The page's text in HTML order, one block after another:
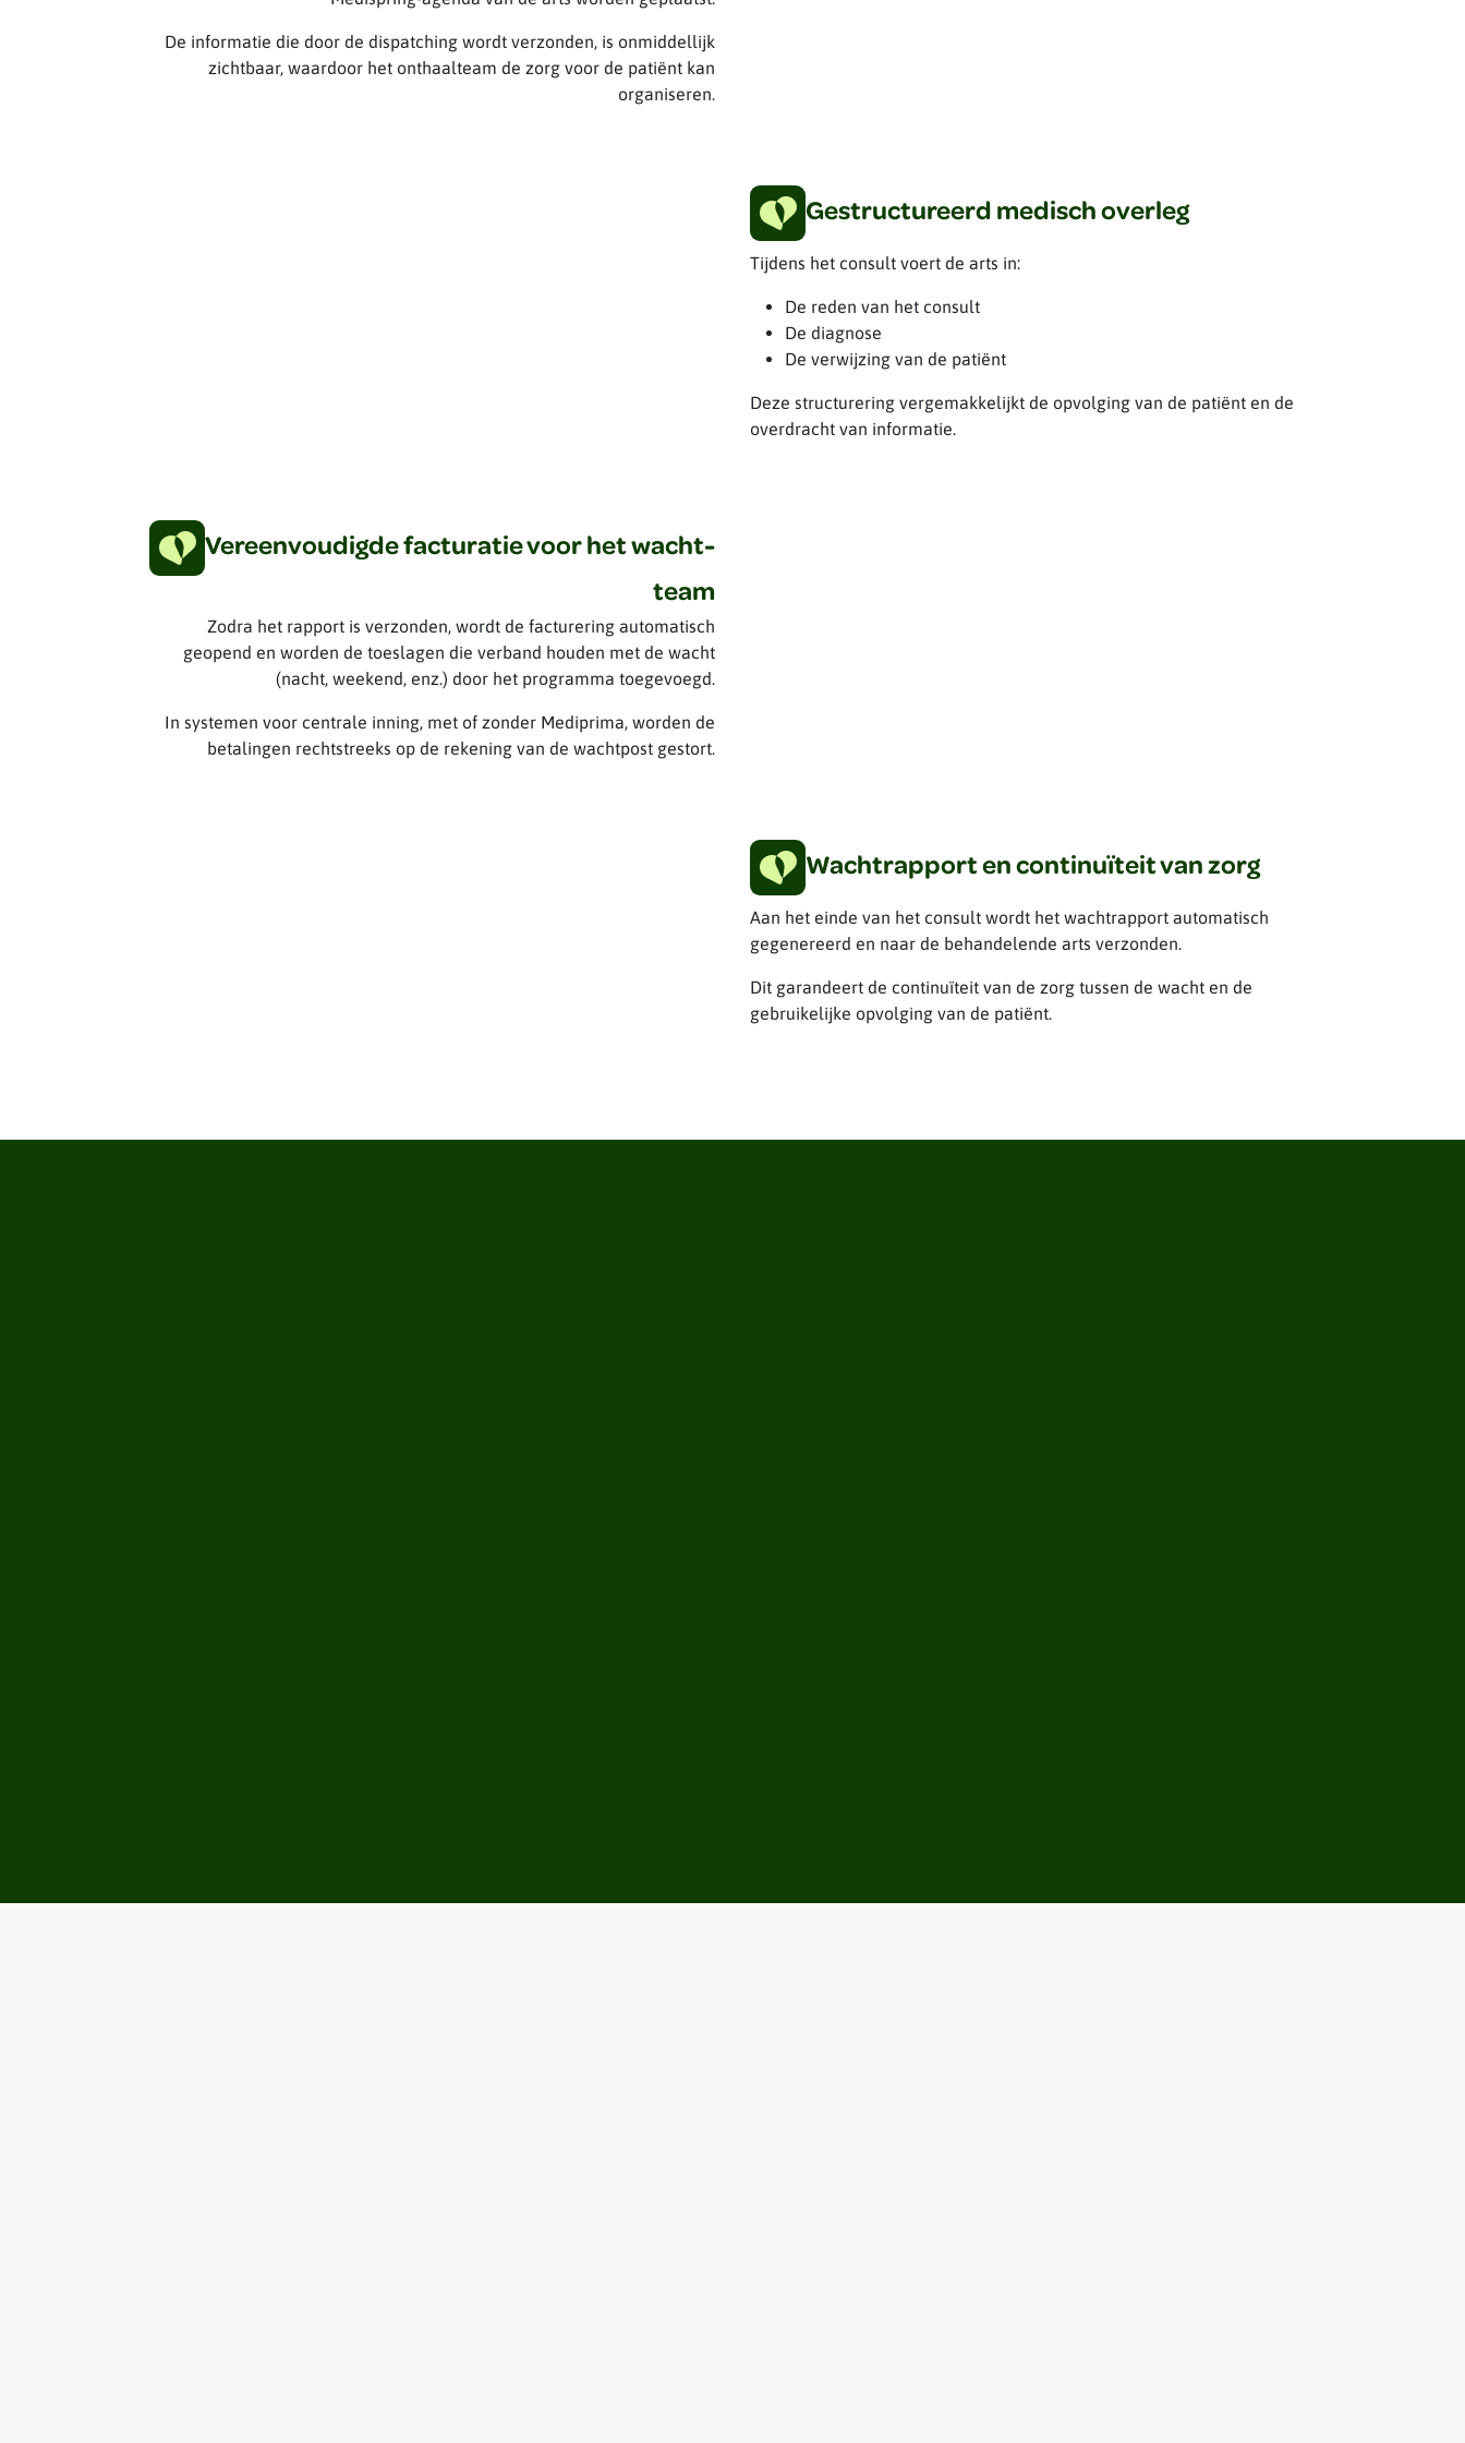
De informatie die door de dispatching wordt verzonden, is onmiddellijk
zichtbaar, waardoor het onthaalteam de zorg voor de patiënt kan
organiseren.
Gestructureerd medisch overleg
Tijdens het consult voert de arts in:
De reden van het consult
De diagnose
De verwijzing van de patiënt
Deze structurering vergemakkelijkt de opvolging van de patiënt en de
overdracht van informatie.
Vereenvoudigde facturatie voor het wacht-
team
Zodra het rapport is verzonden, wordt de facturering automatisch
geopend en worden de toeslagen die verband houden met de wacht
(nacht, weekend, enz.) door het programma toegevoegd.
In systemen voor centrale inning, met of zonder Mediprima, worden de
betalingen rechtstreeks op de rekening van de wachtpost gestort.
Wachtrapport en continuïteit van zorg
Aan het einde van het consult wordt het wachtrapport automatisch
gegenereerd en naar de behandelende arts verzonden.
Dit garandeert de continuïteit van de zorg tussen de wacht en de
gebruikelijke opvolging van de patiënt.